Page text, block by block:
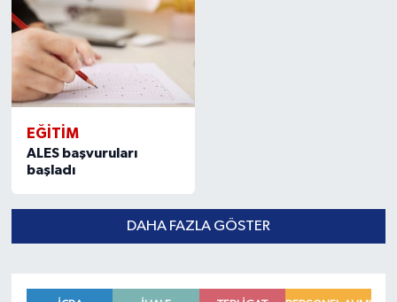
EĞITIM
ALES başvuruları
başladı
DAHA FAZLA GÖSTER